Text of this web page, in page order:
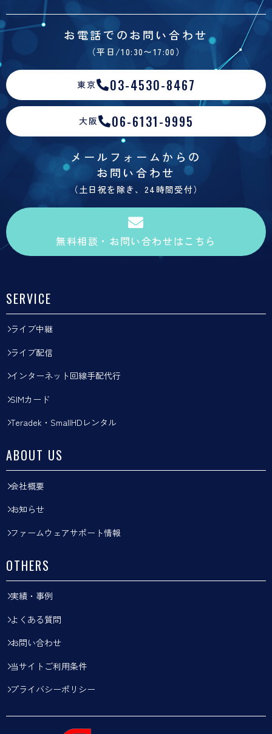
お電話でのお問い合わせ
（平日/10:30〜17:00）
東京 03-4530-8467
大阪 06-6131-9995
メールフォームからの
お問い合わせ
（土日祝を除き、24時間受付）
無料相談・お問い合わせはこちら
SERVICE
ライブ中継
ライブ配信
インターネット回線手配代行
SIMカード
Teradek・SmallHDレンタル
ABOUT US
会社概要
お知らせ
ファームウェアサポート情報
OTHERS
実績・事例
よくある質問
お問い合わせ
当サイトご利用条件
プライバシーポリシー